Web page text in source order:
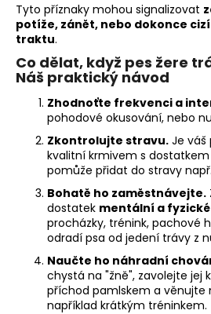
Tyto příznaky mohou signalizovat
potíže, zánět, nebo dokonce
traktu.
Co dělat, když pes žere
Náš praktický návod
Zhodnoťte frekvenci a
pohodové okusování, nebo
Zkontrolujte stravu. Je váš
kvalitní krmivem s dostatkem
pomůže přidat do stravy
Bohatě ho zaměstnávejte.
dostatek mentální a
procházky, trénink, pachové
odradí psa od jedení trávy z
Naučte ho náhradní
chystá na "žně", zavolejte jej
příchod pamlskem a věnujte
například krátkým tréninkem.